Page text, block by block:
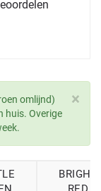
×
omlijnd)
huis. Overige
BRIGHT